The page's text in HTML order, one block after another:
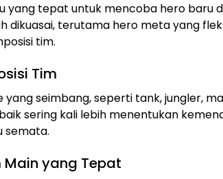
yang tepat untuk mencoba hero baru
dikuasai, terutama hero meta yang
tim.
Tim
yang seimbang, seperti tank, jungler,
sering kali lebih menentukan
semata.
yang Tepat